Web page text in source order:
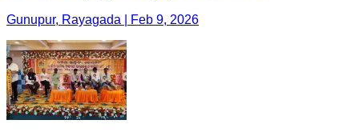
Gunupur, Rayagada | Feb 9, 2026